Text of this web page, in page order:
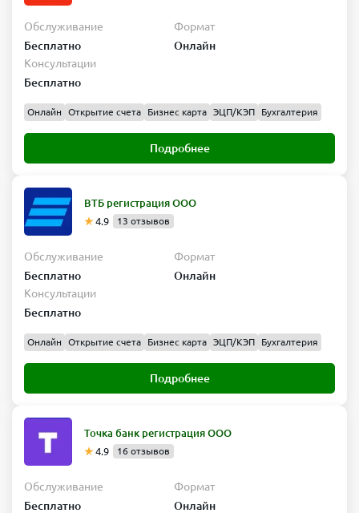
Обслуживание
Бесплатно
Формат
Онлайн
Консультации
Бесплатно
Онлайн Открытие счета Бизнес карта ЭЦП/КЭП Бухгалтерия
Подробнее
ВТБ регистрация ООО
4.9
13 отзывов
Обслуживание
Бесплатно
Формат
Онлайн
Консультации
Бесплатно
Онлайн Открытие счета Бизнес карта ЭЦП/КЭП Бухгалтерия
Подробнее
Точка банк регистрация ООО
4.9
16 отзывов
Обслуживание
Бесплатно
Формат
Онлайн